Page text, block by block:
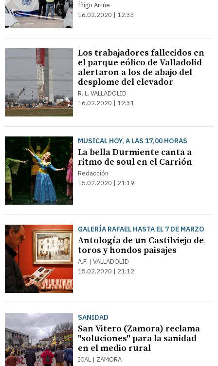
Íñigo Arrúe
16.02.2020 | 12:33
Los trabajadores fallecidos en
el parque eólico de Valladolid
alertaron a los de abajo del
desplome del elevador
R. L. VALLADOLID
16.02.2020 | 12:31
MUSICAL HOY, A LAS 17,00 HORAS
La bella Durmiente canta a
ritmo de soul en el Carrión
Redacción
15.02.2020 | 21:19
GALERÍA RAFAEL HASTA EL 7 DE MARZO
Antología de un Castilviejo de
toros y hondos paisajes
A.F. | VALLADOLID
15.02.2020 | 21:12
SANIDAD
San Vitero (Zamora) reclama
"soluciones" para la sanidad
en el medio rural
ICAL | ZAMORA